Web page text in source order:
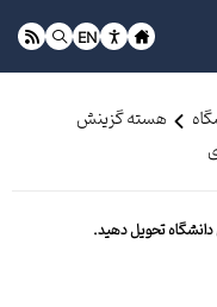
EN
هسته گزینش
تحویل دهید.